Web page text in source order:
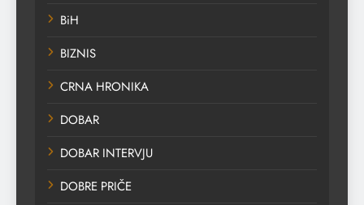
BiH
BIZNIS
CRNA HRONIKA
DOBAR
DOBAR INTERVJU
DOBRE PRIČE